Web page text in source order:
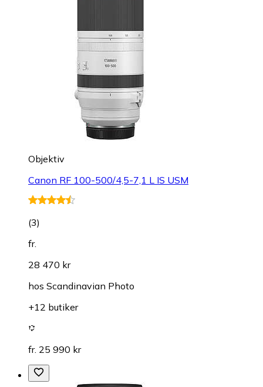
Objektiv
Canon RF 100-500/4,5-7,1 L IS USM
(3)
fr.
28 470 kr
hos Scandinavian Photo
+12 butiker
fr. 25 990 kr